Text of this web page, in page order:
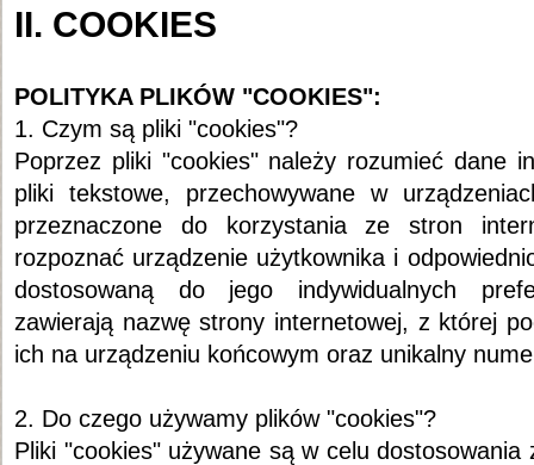
II. COOKIES
POLITYKA PLIKÓW "COOKIES":
1. Czym są pliki "cookies"?
Poprzez pliki "cookies" należy rozumieć dane
pliki tekstowe, przechowywane w
przeznaczone do korzystania ze stron
rozpoznać urządzenie użytkownika i
dostosowaną do jego indywidualnych
zawierają nazwę strony internetowej, z której
ich na urządzeniu końcowym oraz unikalny
2. Do czego używamy plików "cookies"?
Pliki "cookies" używane są w celu